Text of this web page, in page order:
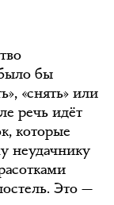
бы
«снять» или
речь идёт
которые
неудачнику
Это —